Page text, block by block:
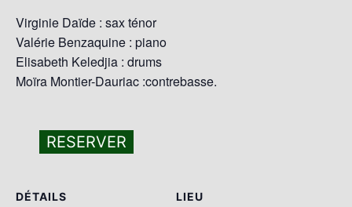
Virginie Daïde : sax ténor
Valérie Benzaquine : piano
Elisabeth Keledjia : drums
Moïra Montier-Dauriac :contrebasse.
RESERVER
DÉTAILS
LIEU